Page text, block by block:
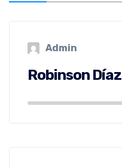
Admin
Robinson Díaz